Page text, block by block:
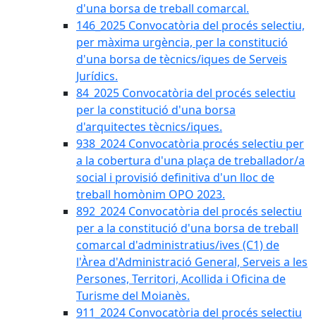
d'una borsa de treball comarcal.
146_2025 Convocatòria del procés selectiu,
per màxima urgència, per la constitució
d'una borsa de tècnics/iques de Serveis
Jurídics.
84_2025 Convocatòria del procés selectiu
per la constitució d'una borsa
d'arquitectes tècnics/iques.
938_2024 Convocatòria procés selectiu per
a la cobertura d'una plaça de treballador/a
social i provisió definitiva d'un lloc de
treball homònim OPO 2023.
892_2024 Convocatòria del procés selectiu
per a la constitució d'una borsa de treball
comarcal d'administratius/ives (C1) de
l'Àrea d'Administració General, Serveis a les
Persones, Territori, Acollida i Oficina de
Turisme del Moianès.
911_2024 Convocatòria del procés selectiu